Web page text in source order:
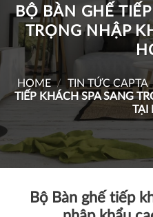
BỘ BÀN GHẾ
TRỌNG NHẬP
HOME / TIN TỨC CAPTA
TIẾP KHÁCH SPA SANG
TẠI
Bộ Bàn ghế tiếp